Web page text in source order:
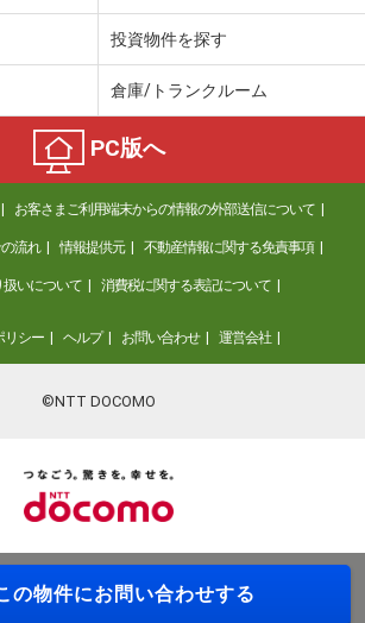
投資物件を探す
倉庫/トランクルーム
PC版へ
お客さまご利用端末からの情報の外部送信について
流れ 情報提供元 不動産情報に関する免責事項
いについて 消費税に関する表記について
リシー ヘルプ お問い合わせ 運営会社
©NTT DOCOMO
の物件にお問い合わせする